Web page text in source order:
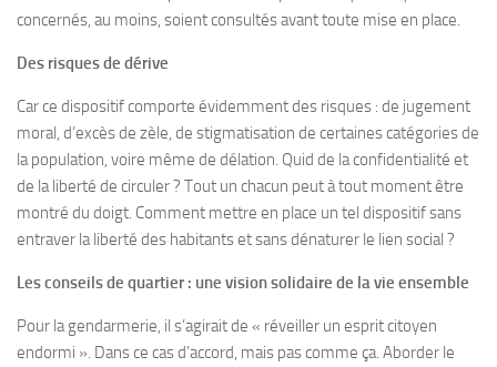
concernés, au moins, soient consultés avant toute mise en place.
Des risques de dérive
Car ce dispositif comporte évidemment des risques : de jugement
moral, d’excès de zèle, de stigmatisation de certaines catégories de
la population, voire même de délation. Quid de la confidentialité et
de la liberté de circuler ? Tout un chacun peut à tout moment être
montré du doigt. Comment mettre en place un tel dispositif sans
entraver la liberté des habitants et sans dénaturer le lien social ?
Les conseils de quartier : une vision solidaire de la vie ensemble
Pour la gendarmerie, il s’agirait de « réveiller un esprit citoyen
endormi ». Dans ce cas d’accord, mais pas comme ça. Aborder le